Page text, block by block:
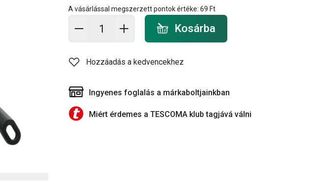
A vásárlással megszerzett pontok értéke: 69 Ft
Kosárba - mennyiség
Kosárba
Hozzáadás a kedvencekhez
Ingyenes foglalás a márkaboltjainkban
Miért érdemes a TESCOMA klub tagjává válni